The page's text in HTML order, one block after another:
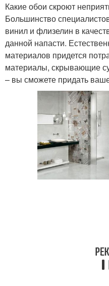
Какие обои скроют
Большинство
винил и флизелин в
данной напасти.
материалов придется
материалы, скрывающие
– вы сможете придать